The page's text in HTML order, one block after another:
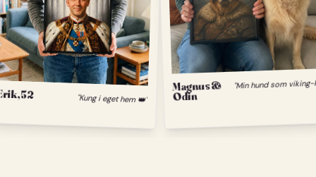
52 "Kung i eget hem 👑"
Magnus &
Odin